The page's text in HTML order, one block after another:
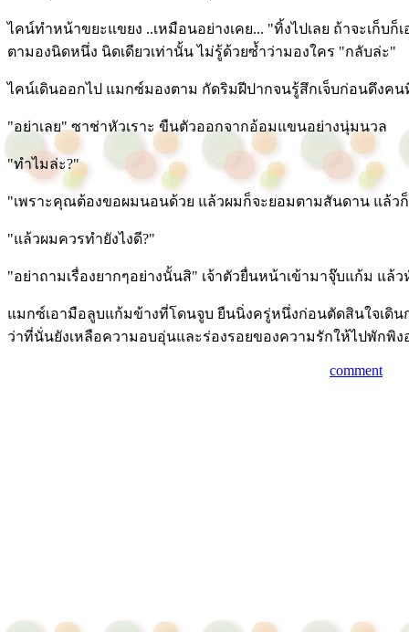
ไคน์ทำหน้าขยะแขยง ..เหมือนอย่างเคย... "ทิ้งไปเลย ถ้าจะเก็บก็
ตามองนิดหนึ่ง นิดเดียวเท่านั้น ไม่รู้ด้วยซ้ำว่ามองใคร "กลับล่ะ"
ไคน์เดินออกไป แมกซ์มองตาม กัดริมฝีปากจนรู้สึกเจ็บก่อนดึงค
"อย่าเลย" ซาช่าหัวเราะ ขืนตัวออกจากอ้อมแขนอย่างนุ่มนวล
"ทำไมล่ะ?"
"เพราะคุณต้องขอผมนอนด้วย แล้วผมก็จะยอมตามสันดาน แล้ว
"แล้วผมควรทำยังไงดี?"
"อย่าถามเรื่องยากๆอย่างนั้นสิ" เจ้าตัวยื่นหน้าเข้ามาจุ๊บแก้ม แ
แมกซ์เอามือลูบแก้มข้างที่โดนจูบ ยืนนิ่งครู่หนึ่งก่อนตัดสินใจเดิน
ว่าที่นั่นยังเหลือความอบอุ่นและร่องรอยของความรักให้ไปพักพิง
comment